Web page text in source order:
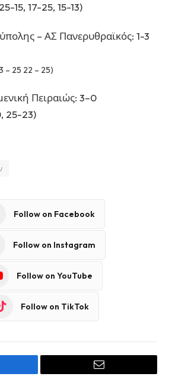
15, 17-25, 15-13)
– ΑΣ Πανερυθραϊκός: 1-3
– 25 22 – 25)
Πειραιώς: 3–0
25-23)
Follow on Facebook
Follow on Instagram
Follow on YouTube
Follow on TikTok
Email